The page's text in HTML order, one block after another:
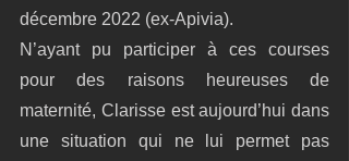
décembre 2022 (ex-Apivia).
N’ayant pu participer à ces courses
pour des raisons heureuses de
maternité, Clarisse est aujourd’hui dans
une situation qui ne lui permet pas